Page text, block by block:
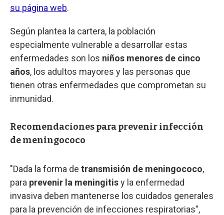
su página web.
Según plantea la cartera, la población
especialmente vulnerable a desarrollar estas
enfermedades son los niños menores de cinco
años, los adultos mayores y las personas que
tienen otras enfermedades que comprometan su
inmunidad.
Recomendaciones para prevenir infección
de meningococo
"Dada la forma de transmisión de meningococo,
para prevenir la meningitisy la enfermedad
invasiva deben mantenerse los cuidados generales
para la prevención de infecciones respiratorias",